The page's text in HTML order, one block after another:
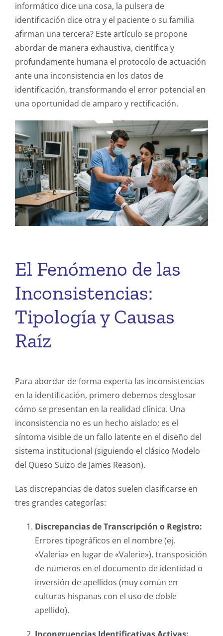
informático dice una cosa, la pulsera de
identificación dice otra y el paciente o su familia
afirman una tercera? Este artículo se propone
abordar de manera exhaustiva, científica y
profundamente humana el protocolo de actuación
ante una inconsistencia en los datos de
identificación, transformando el error potencial en
una oportunidad de amparo y rectificación.
El Fenómeno de las
Inconsistencias:
Tipología y Causas
Raíz
Para abordar de forma experta las inconsistencias
en la identificación, primero debemos desglosar
cómo se presentan en la realidad clínica. Una
inconsistencia no es un hecho aislado; es el
síntoma visible de un fallo latente en el diseño del
sistema institucional (siguiendo el clásico Modelo
del Queso Suizo de James Reason).
Las discrepancias de datos suelen clasificarse en
tres grandes categorías:
Discrepancias de Transcripción o Registro:
Errores tipográficos en el nombre (ej.
«Valeria» en lugar de «Valerie»), transposición
de números en el documento de identidad o
inversión de apellidos (muy común en
culturas hispanas con el uso de doble
apellido).